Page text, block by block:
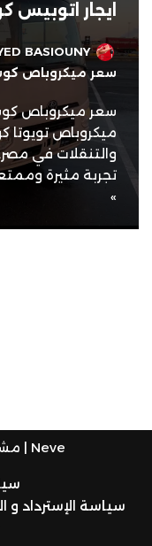
ايجار اتوبيس
BASIOUNY
سعر ميكروباص
ميكروباص تويوتا
والتنقلات في
تجربة مثيرة
»
Neve
|
سياسة الإسترداد و